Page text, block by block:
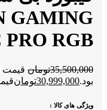
GAMING
RGB
35,500,000تومان
بود.30,999,000تومانقیمت
ویژگی های کالا :